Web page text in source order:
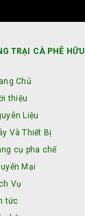
TRẠI CÀ PHÊ HỮU
Chủ
thiệu
Liệu
Và Thiết Bị
cụ pha chế
Mại
Vụ
tức